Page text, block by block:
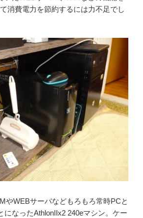
消費電力を節約するには力不足でし
やWEBサーバなどもろもろ常時PCと
になったAthlonIIx2 240eマシン。ケー